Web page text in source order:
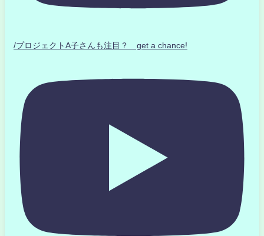
/プロジェクトA子さんも注目？ get a chance!